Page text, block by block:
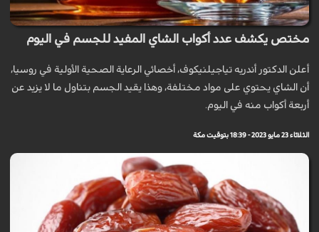
مختص يكشف عدد أكواب الشاي المفيد للجسم في اليوم
أعلن الدكتور أندريه تياجيلنيكوف، أخصائي الرعاية الصحية الأولية في روسيا،
أن الشاي يحتوي على مواد مختلفة، وهذا يقيد الجسم بتناول ما لا يزيد عن
أربعة أكواب منه في اليوم.
الثلاثاء 23 مايو 2023 - 18:39 بتوقيت مكة